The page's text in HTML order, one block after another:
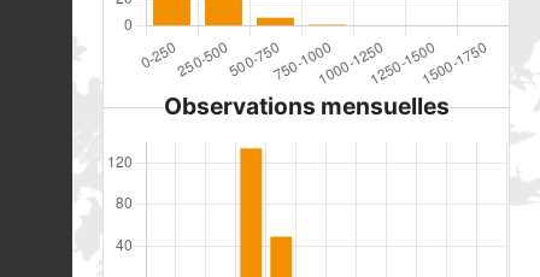
Observations mensuelles